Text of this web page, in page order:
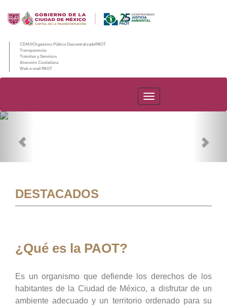
CDMX/Organismo Público Descentralizado/PAOT
Transparencia
Trámites y Servicios
Atención Ciudadana
Web e-mail PAOT
PAOT
DESTACADOS
¿Qué es la PAOT?
Es un organismo que defiende los derechos de los
habitantes de la Ciudad de México, a disfrutar de un
ambiente adecuado y un territorio ordenado para su